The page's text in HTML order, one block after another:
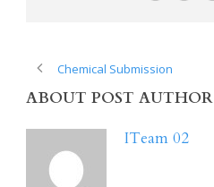
Chemical Submission
ABOUT POST AUTHOR
ITeam 02